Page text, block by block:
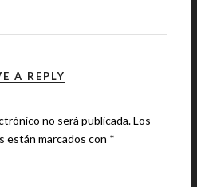
A REPLY
no será publicada.Los
están marcados con *